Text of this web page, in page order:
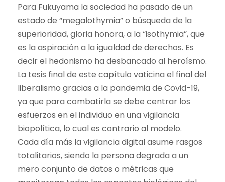
Para Fukuyama la sociedad ha pasado de un
estado de “megalothymia” o búsqueda de la
superioridad, gloria honora, a la “isothymia”, que
es la aspiración a la igualdad de derechos. Es
decir el hedonismo ha desbancado al heroísmo.
La tesis final de este capítulo vaticina el final del
liberalismo gracias a la pandemia de Covid-19,
ya que para combatirla se debe centrar los
esfuerzos en el individuo en una vigilancia
biopolítica, lo cual es contrario al modelo.
Cada día más la vigilancia digital asume rasgos
totalitarios, siendo la persona degrada a un
mero conjunto de datos o métricas que